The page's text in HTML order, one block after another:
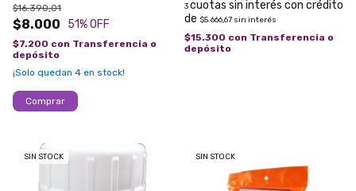
$8.000
$16.390,01
51% OFF
$7.200 con Transferencia o
depósito
¡Solo quedan 4 en stock!
3
$5.666,67 sin interés
$15.300 con Transferencia o
depósito
SIN STOCK SIN STOCK